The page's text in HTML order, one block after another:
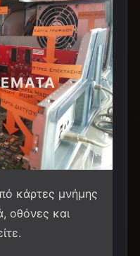
κάρτες μνήμης
οθόνες και